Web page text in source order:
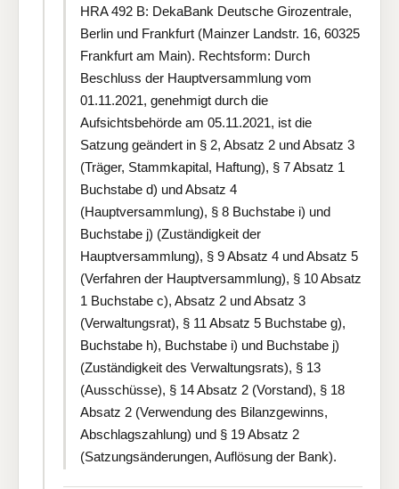
HRA 492 B: DekaBank Deutsche Girozentrale,
Berlin und Frankfurt (Mainzer Landstr. 16, 60325
Frankfurt am Main). Rechtsform: Durch
Beschluss der Hauptversammlung vom
01.11.2021, genehmigt durch die
Aufsichtsbehörde am 05.11.2021, ist die
Satzung geändert in § 2, Absatz 2 und Absatz 3
(Träger, Stammkapital, Haftung), § 7 Absatz 1
Buchstabe d) und Absatz 4
(Hauptversammlung), § 8 Buchstabe i) und
Buchstabe j) (Zuständigkeit der
Hauptversammlung), § 9 Absatz 4 und Absatz 5
(Verfahren der Hauptversammlung), § 10 Absatz
1 Buchstabe c), Absatz 2 und Absatz 3
(Verwaltungsrat), § 11 Absatz 5 Buchstabe g),
Buchstabe h), Buchstabe i) und Buchstabe j)
(Zuständigkeit des Verwaltungsrats), § 13
(Ausschüsse), § 14 Absatz 2 (Vorstand), § 18
Absatz 2 (Verwendung des Bilanzgewinns,
Abschlagszahlung) und § 19 Absatz 2
(Satzungsänderungen, Auflösung der Bank).